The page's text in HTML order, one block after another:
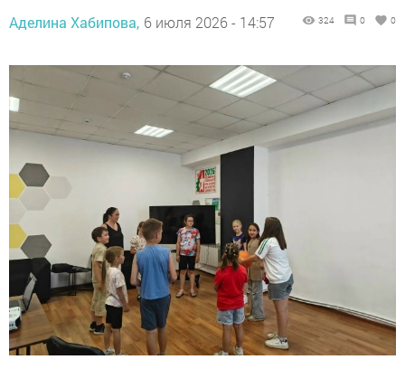
Аделина Хабипова, 6 июля 2026 - 14:57 324 0 0